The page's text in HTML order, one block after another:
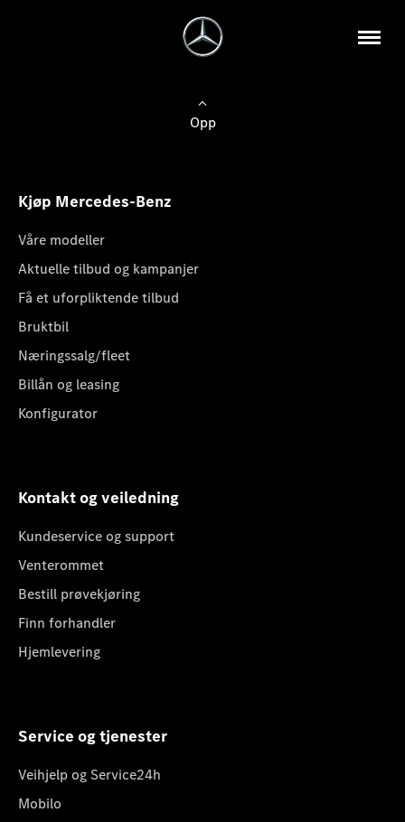
Opp
Kjøp Mercedes-Benz
Våre modeller
Aktuelle tilbud og kampanjer
Få et uforpliktende tilbud
Bruktbil
Næringssalg/fleet
Billån og leasing
Konfigurator
Kontakt og veiledning
Kundeservice og support
Venterommet
Bestill prøvekjøring
Finn forhandler
Hjemlevering
Service og tjenester
Veihjelp og Service24h
Mobilo